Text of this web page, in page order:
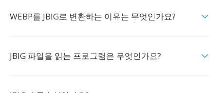
WEBP를 JBIG로 변환하는 이유는 무엇인가요?
JBIG 파일을 읽는 프로그램은 무엇인가요?